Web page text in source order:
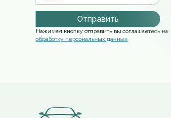
Отправить
Нажимая кнопку отправить вы соглашаетесь на
обработку персональных данных